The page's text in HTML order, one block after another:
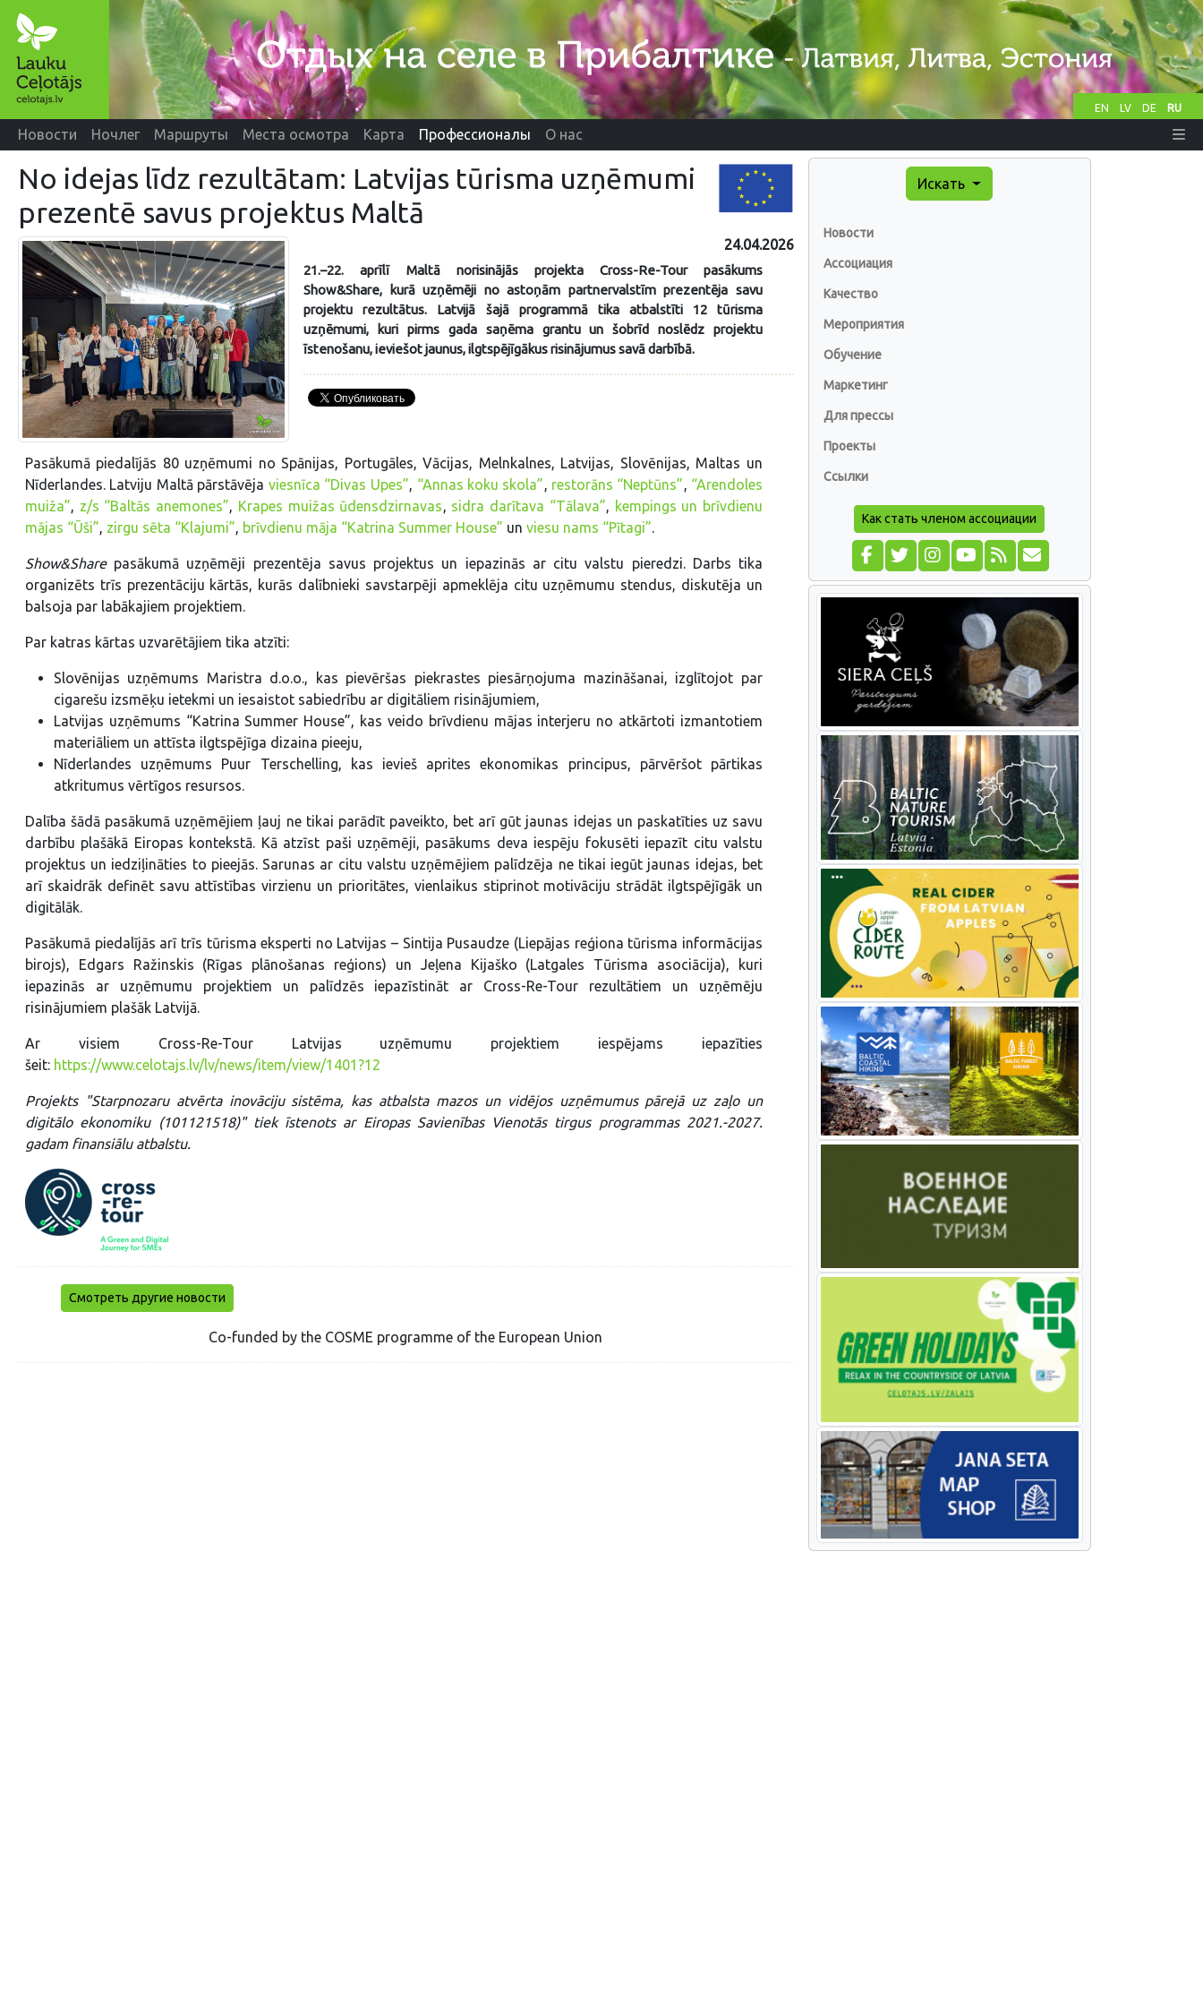
EN LV DE RU
Новости Ночлег Маршруты Места осмотра Карта Профессионалы О нас
No idejas līdz rezultātam: Latvijas tūrisma uzņēmumi
prezentē savus projektus Maltā
24.04.2026
21.–22. aprīlī Maltā norisinājās projekta Cross-Re-Tour pasākums
Show&Share, kurā uzņēmēji no astoņām partnervalstīm prezentēja savu
projektu rezultātus. Latvijā šajā programmā tika atbalstīti 12 tūrisma
uzņēmumi, kuri pirms gada saņēma grantu un šobrīd noslēdz projektu
īstenošanu, ieviešot jaunus, ilgtspējīgākus risinājumus savā darbībā.
Pasākumā piedalījās 80 uzņēmumi no Spānijas, Portugāles, Vācijas, Melnkalnes, Latvijas, Slovēnijas, Maltas un
Nīderlandes. Latviju Maltā pārstāvēja viesnīca “Divas Upes”, “Annas koku skola”, restorāns “Neptūns”, “Arendoles
muiža”, z/s “Baltās anemones”, Krapes muižas ūdensdzirnavas, sidra darītava “Tālava”, kempings un brīvdienu
mājas “Ūši”, zirgu sēta “Klajumi”, brīvdienu māja “Katrina Summer House” un viesu nams “Pītagi”.
Show&Sharepasākumā uzņēmēji prezentēja savus projektus un iepazinās ar citu valstu pieredzi. Darbs tika
organizēts trīs prezentāciju kārtās, kurās dalībnieki savstarpēji apmeklēja citu uzņēmumu stendus, diskutēja un
balsoja par labākajiem projektiem.
Par katras kārtas uzvarētājiem tika atzīti:
Slovēnijas uzņēmums Maristra d.o.o., kas pievēršas piekrastes piesārņojuma mazināšanai, izglītojot par
cigarešu izsmēķu ietekmi un iesaistot sabiedrību ar digitāliem risinājumiem,
Latvijas uzņēmums “Katrina Summer House”, kas veido brīvdienu mājas interjeru no atkārtoti izmantotiem
materiāliem un attīsta ilgtspējīga dizaina pieeju,
Nīderlandes uzņēmums Puur Terschelling, kas ievieš aprites ekonomikas principus, pārvēršot pārtikas
atkritumus vērtīgos resursos.
Dalība šādā pasākumā uzņēmējiem ļauj ne tikai parādīt paveikto, bet arī gūt jaunas idejas un paskatīties uz savu
darbību plašākā Eiropas kontekstā. Kā atzīst paši uzņēmēji, pasākums deva iespēju fokusēti iepazīt citu valstu
projektus un iedziļināties to pieejās. Sarunas ar citu valstu uzņēmējiem palīdzēja ne tikai iegūt jaunas idejas, bet
arī skaidrāk definēt savu attīstības virzienu un prioritātes, vienlaikus stiprinot motivāciju strādāt ilgtspējīgāk un
digitālāk.
Pasākumā piedalījās arī trīs tūrisma eksperti no Latvijas – Sintija Pusaudze (Liepājas reģiona tūrisma informācijas
birojs), Edgars Ražinskis (Rīgas plānošanas reģions) un Jeļena Kijaško (Latgales Tūrisma asociācija), kuri
iepazinās ar uzņēmumu projektiem un palīdzēs iepazīstināt ar Cross-Re-Tour rezultātiem un uzņēmēju
risinājumiem plašāk Latvijā.
Ar visiem Cross-Re-Tour Latvijas uzņēmumu projektiem iespējams iepazīties
šeit: https://www.celotajs.lv/lv/news/item/view/1401?12
Projekts "Starpnozaru atvērta inovāciju sistēma, kas atbalsta mazos un vidējos uzņēmumus pārejā uz zaļo un
digitālo ekonomiku (101121518)" tiek īstenots ar Eiropas Savienības Vienotās tirgus programmas 2021.-2027.
gadam finansiālu atbalstu.
Смотреть другие новости
Co-funded by the COSME programme of the European Union
Искать
Новости
Ассоциация
Качество
Мероприятия
Обучение
Маркетинг
Для прессы
Проекты
Ссылки
Как стать членом ассоциации